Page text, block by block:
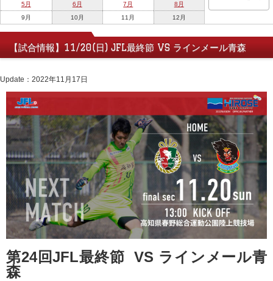
5月
6月 7月
8月
9月
10月 11月 12月
【試合情報】11/20(日) JFL最終節 VS ラインメール青森
Update：2022年11月17日
第24回JFL最終節 VS ラインメール青
森